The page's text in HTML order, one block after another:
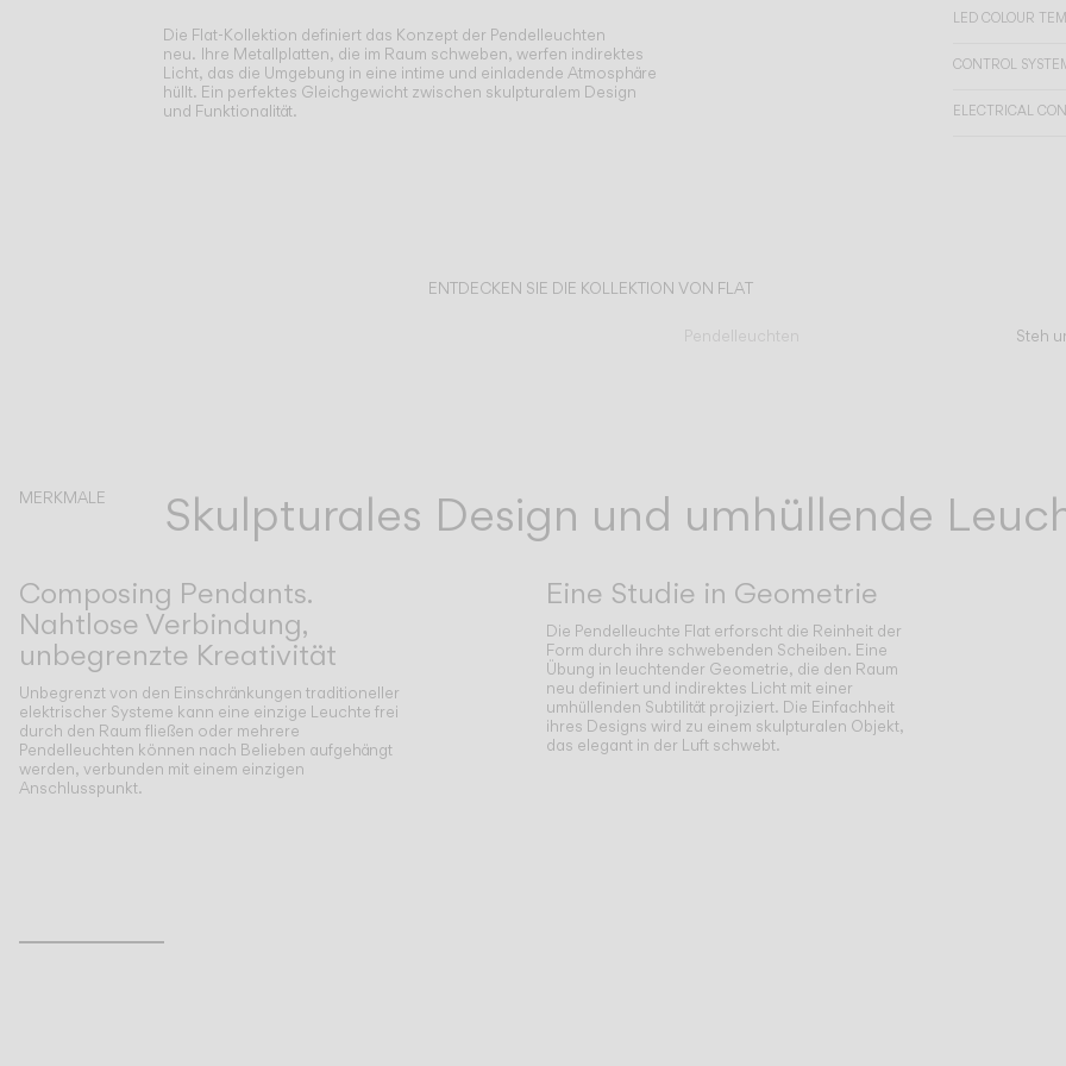
Die Flat-Kollektion definiert das Konzept der Pendelleuchten
neu. Ihre Metallplatten, die im Raum schweben, werfen indirektes
Licht, das die Umgebung in eine intime und einladende Atmosphäre
hüllt. Ein perfektes Gleichgewicht zwischen skulpturalem Design
und Funktionalität.
LED COLOUR
CONTROL
ELECTRICAL
ENTDECKEN SIE DIE KOLLEKTION VON FLAT
Pendelleuchten Steh
MERKMALE Skulpturales Design und umhüllende
Composing Pendants.
Nahtlose Verbindung,
unbegrenzte Kreativität
Unbegrenzt von den Einschränkungen traditioneller
elektrischer Systeme kann eine einzige Leuchte frei
durch den Raum fließen oder mehrere
Pendelleuchten können nach Belieben aufgehängt
werden, verbunden mit einem einzigen
Anschlusspunkt.
Eine Studie in Geometrie
Die Pendelleuchte Flat erforscht die Reinheit der
Form durch ihre schwebenden Scheiben. Eine
Übung in leuchtender Geometrie, die den Raum
neu definiert und indirektes Licht mit einer
umhüllenden Subtilität projiziert. Die Einfachheit
ihres Designs wird zu einem skulpturalen Objekt,
das elegant in der Luft schwebt.
Inspirational Book